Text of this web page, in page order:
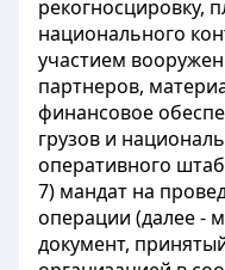
рекогносцировку,
национального
участием
партнеров,
финансовое
грузов и
оперативного
7) мандат на
операции (далее -
документ,